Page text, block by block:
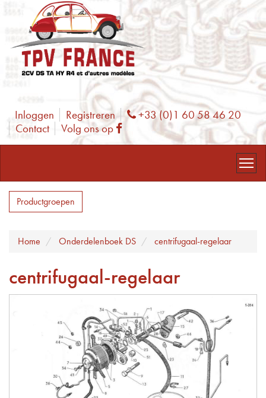
Inloggen Registreren Phone
+33 (0)1 60 58 46 20
Contact
Volg ons op Facebook
Productgroepen
Home Onderdelenboek DS centrifugaal-regelaar
centrifugaal-regelaar